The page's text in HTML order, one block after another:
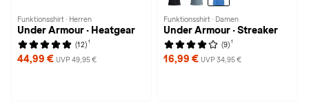
Funktionsshirt · Herren
Under Armour · Heatgear
(12) 1
44,99 € UVP 49,95 €
Funktionsshirt · Damen
Under Armour · Streaker
(9) 1
16,99 € UVP 34,95 €